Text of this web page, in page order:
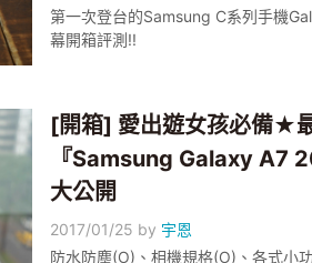
第一次登台的Samsung C系列手機
幕開箱評測!!
[開箱] 愛出遊女孩必備★
『Samsung Galaxy A7
大公開
2017/01/25 by 宇恩
防水防塵(O)、相機規格(O)、各式小